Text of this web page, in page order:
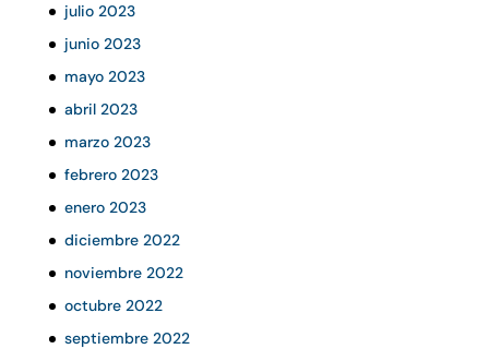
julio 2023
junio 2023
mayo 2023
abril 2023
marzo 2023
febrero 2023
enero 2023
diciembre 2022
noviembre 2022
octubre 2022
septiembre 2022